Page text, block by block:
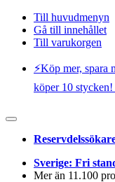
Till huvudmenyn
Gå till innehållet
Till varukorgen
⚡️Köp mer,
köper 10 stycken!
Sverige: Fri
Mer än 11.100